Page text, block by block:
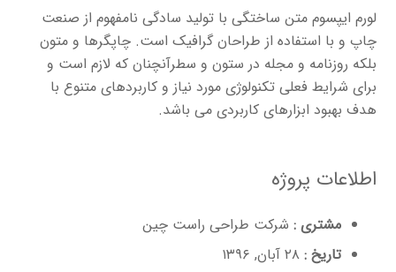
لورم ایپسوم متن ساختگی با تولید سادگی نامفهوم از صنعت
چاپ و با استفاده از طراحان گرافیک است. چاپگرها و متون
بلکه روزنامه و مجله در ستون و سطرآنچنان که لازم است و
برای شرایط فعلی تکنولوژی مورد نیاز و کاربردهای متنوع با
هدف بهبود ابزارهای کاربردی می باشد.
اطلاعات پروژه
مشتری :شرکت طراحی راست چین
تاریخ :۲۸ آبان, ۱۳۹۶